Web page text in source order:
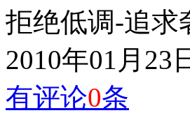
拒绝低调-追求
2010年01月23
有评论0条